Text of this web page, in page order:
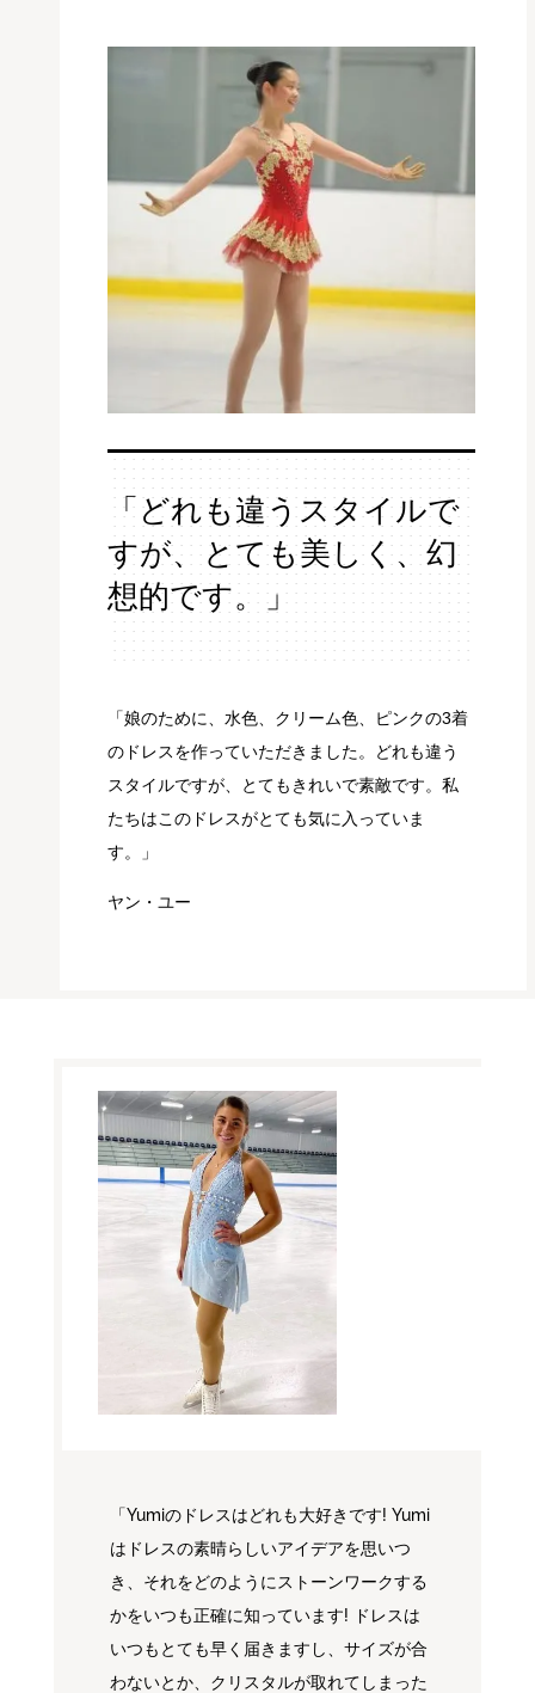
「どれも違うスタイルで
すが、とても美しく、幻
想的です。」
「娘のために、水色、クリーム色、ピンクの3着
のドレスを作っていただきました。どれも違う
スタイルですが、とてもきれいで素敵です。私
たちはこのドレスがとても気に入っていま
す。」
ヤン・ユー
「Yumiのドレスはどれも大好きです! Yumi
はドレスの素晴らしいアイデアを思いつ
き、それをどのようにストーンワークする
かをいつも正確に知っています! ドレスは
いつもとても早く届きますし、サイズが合
わないとか、クリスタルが取れてしまった